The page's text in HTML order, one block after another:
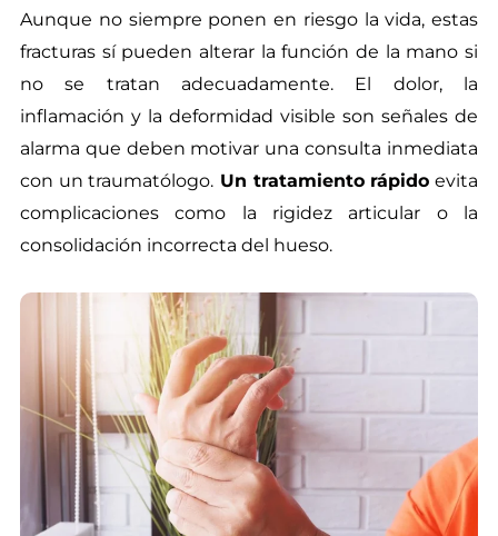
Aunque no siempre ponen en riesgo la vida, estas
fracturas sí pueden alterar la función de la mano si
no se tratan adecuadamente. El dolor, la
inflamación y la deformidad visible son señales de
alarma que deben motivar una consulta inmediata
con un traumatólogo. Un tratamiento rápido evita
complicaciones como la rigidez articular o la
consolidación incorrecta del hueso.